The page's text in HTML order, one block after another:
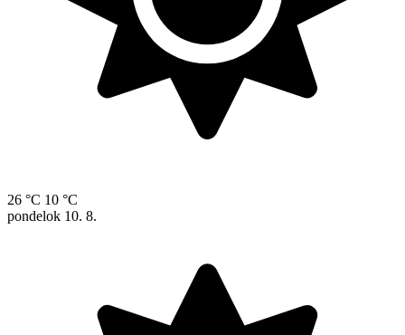
26 °C 10 °C
pondelok 10. 8.